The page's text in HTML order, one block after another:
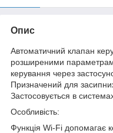
Опис
Автоматичний клапан
розширеними
керування через
Призначений для
Застосовується в
Особливість:
Функція Wi-Fi допомагає